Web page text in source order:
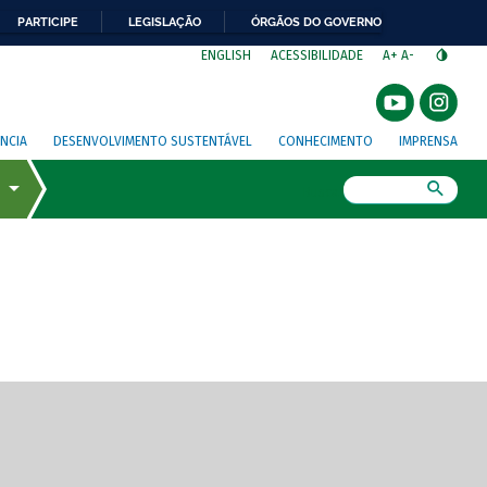
PARTICIPE LEGISLAÇÃO ÓRGÃOS DO GOVERNO
ENGLISH ACESSIBILIDADE A+ A-
DESENVOLVIMENTO SUSTENTÁVEL CONHECIMENTO IMPRENSA
de tela